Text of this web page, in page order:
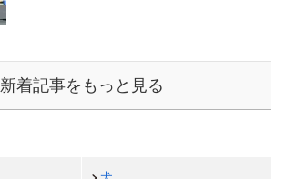
新着記事をもっと見る